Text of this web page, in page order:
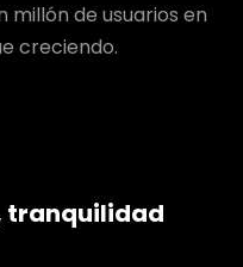
millón de usuarios en
creciendo.
tranquilidad